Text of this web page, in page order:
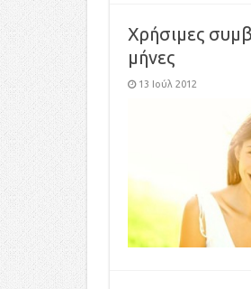
Xρήσιμες
μήνες
13 Ιούλ 2012